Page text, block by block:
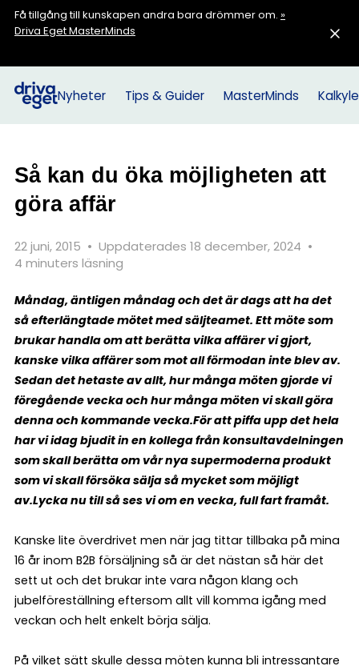
Få tillgång till kunskapen andra bara drömmer om. »
Driva Eget MasterMinds
Nyheter Tips & Guider MasterMinds
Så kan du öka möjligheten att
göra affär
22 juni, 2015 • Uppdaterades 18 december, 2024 •
4 minuters läsning
Måndag, äntligen måndag och det är dags att ha det
så efterlängtade mötet med säljteamet. Ett möte som
brukar handla om att berätta vilka affärer vi gjort,
kanske vilka affärer som mot all förmodan inte blev av.
Sedan det hetaste av allt, hur många möten gjorde vi
föregående vecka och hur många möten vi skall göra
denna och kommande vecka.För att piffa upp det hela
har vi idag bjudit in en kollega från konsultavdelningen
som skall berätta om vår nya supermoderna produkt
som vi skall försöka sälja så mycket som möjligt
av.Lycka nu till så ses vi om en vecka, full fart framåt.
Kanske lite överdrivet men när jag tittar tillbaka på mina
16 år inom B2B försäljning så är det nästan så här det
sett ut och det brukar inte vara någon klang och
jubelföreställning eftersom allt vill komma igång med
veckan och helt enkelt börja sälja.
På vilket sätt skulle dessa möten kunna bli intressantare